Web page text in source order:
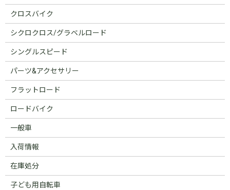
クロスバイク
シクロクロス/グラベルロード
シングルスピード
パーツ&アクセサリー
フラットロード
ロードバイク
一般車
入荷情報
在庫処分
子ども用自転車